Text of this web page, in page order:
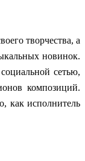
творчества, а
новинок.
сетью,
композиций.
как исполнитель